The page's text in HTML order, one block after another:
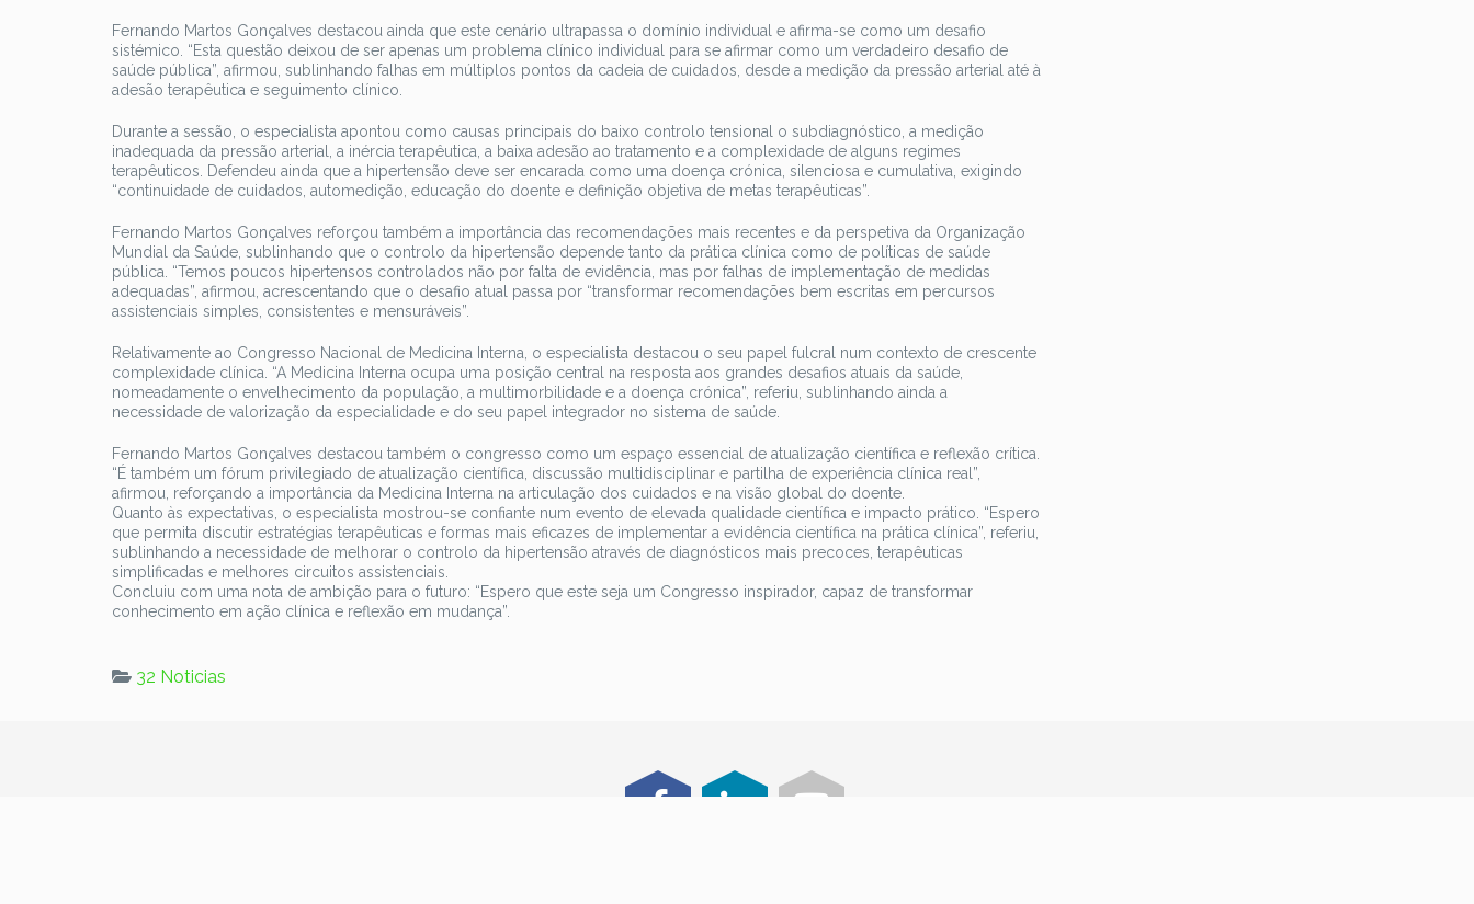
Fernando Martos Gonçalves destacou ainda que este cenário ultrapassa o domínio individual e afirma-se como um desafio
sistémico. “Esta questão deixou de ser apenas um problema clínico individual para se afirmar como um verdadeiro desafio de
saúde pública”, afirmou, sublinhando falhas em múltiplos pontos da cadeia de cuidados, desde a medição da pressão arterial até à
adesão terapêutica e seguimento clínico.
Durante a sessão, o especialista apontou como causas principais do baixo controlo tensional o subdiagnóstico, a medição
inadequada da pressão arterial, a inércia terapêutica, a baixa adesão ao tratamento e a complexidade de alguns regimes
terapêuticos. Defendeu ainda que a hipertensão deve ser encarada como uma doença crónica, silenciosa e cumulativa, exigindo
“continuidade de cuidados, automedição, educação do doente e definição objetiva de metas terapêuticas”.
Fernando Martos Gonçalves reforçou também a importância das recomendações mais recentes e da perspetiva da Organização
Mundial da Saúde, sublinhando que o controlo da hipertensão depende tanto da prática clínica como de políticas de saúde
pública. “Temos poucos hipertensos controlados não por falta de evidência, mas por falhas de implementação de medidas
adequadas”, afirmou, acrescentando que o desafio atual passa por “transformar recomendações bem escritas em percursos
assistenciais simples, consistentes e mensuráveis”.
Relativamente ao Congresso Nacional de Medicina Interna, o especialista destacou o seu papel fulcral num contexto de crescente
complexidade clínica. “A Medicina Interna ocupa uma posição central na resposta aos grandes desafios atuais da saúde,
nomeadamente o envelhecimento da população, a multimorbilidade e a doença crónica”, referiu, sublinhando ainda a
necessidade de valorização da especialidade e do seu papel integrador no sistema de saúde.
Fernando Martos Gonçalves destacou também o congresso como um espaço essencial de atualização científica e reflexão crítica.
“É também um fórum privilegiado de atualização científica, discussão multidisciplinar e partilha de experiência clínica real”,
afirmou, reforçando a importância da Medicina Interna na articulação dos cuidados e na visão global do doente.
Quanto às expectativas, o especialista mostrou-se confiante num evento de elevada qualidade científica e impacto prático. “Espero
que permita discutir estratégias terapêuticas e formas mais eficazes de implementar a evidência científica na prática clínica”, referiu,
sublinhando a necessidade de melhorar o controlo da hipertensão através de diagnósticos mais precoces, terapêuticas
simplificadas e melhores circuitos assistenciais.
Concluiu com uma nota de ambição para o futuro: “Espero que este seja um Congresso inspirador, capaz de transformar
conhecimento em ação clínica e reflexão em mudança”.
32 Noticias